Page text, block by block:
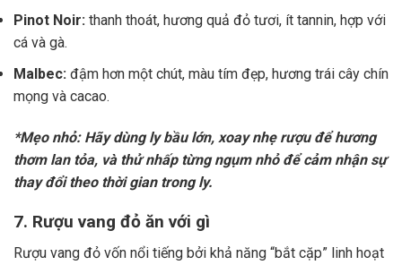
Pinot Noir: thanh thoát, hương quả đỏ tươi, ít tannin, hợp với
cá và gà.
Malbec: đậm hơn một chút, màu tím đẹp, hương trái cây chín
mọng và cacao.
*Mẹo nhỏ: Hãy dùng ly bầu lớn, xoay nhẹ rượu để hương
thơm lan tỏa, và thử nhấp từng ngụm nhỏ để cảm nhận sự
thay đổi theo thời gian trong ly.
7. Rượu vang đỏ ăn với gì
Rượu vang đỏ vốn nổi tiếng bởi khả năng “bắt cặp” linh hoạt